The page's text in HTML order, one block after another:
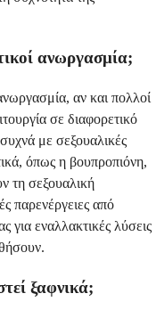
ανωργασμία;
αν και πολλοί
σε διαφορετικό
με σεξουαλικές
όπως η βουπροπιόνη,
τη σεξουαλική
παρενέργειες από
για εναλλακτικές λύσεις
ξαφνικά;